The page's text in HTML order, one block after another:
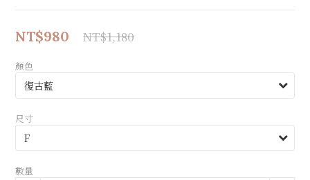
NT$980 NT$1,180
顏色
尺寸
數量